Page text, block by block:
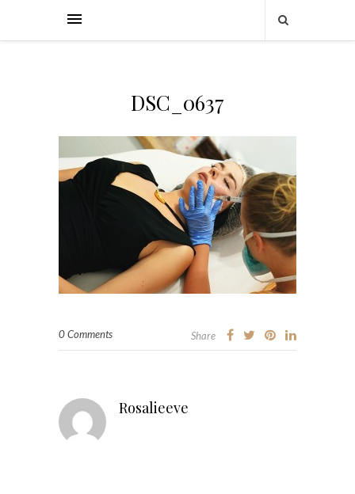
DSC_0637
0 Comments Share
Rosalieeve